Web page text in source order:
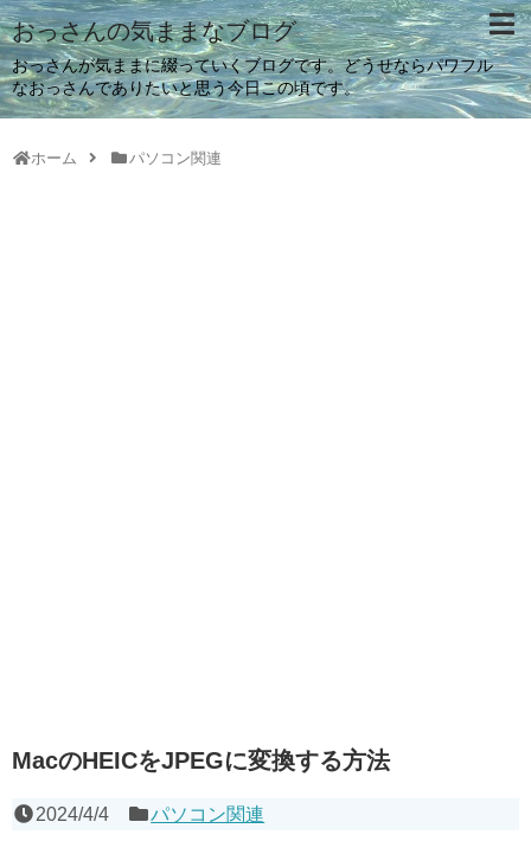
おっさんの気ままなブログ
おっさんが気ままに綴っていくブログです。どうせならパワフル
なおっさんでありたいと思う今日この頃です。
ホーム パソコン関連
MacのHEICをJPEGに変換する方法
2024/4/4 パソコン関連